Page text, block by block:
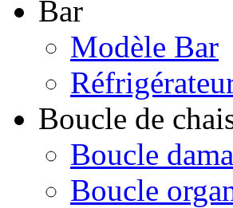
Bar
Modèle Bar
Boucle de
Boucle
Boucle